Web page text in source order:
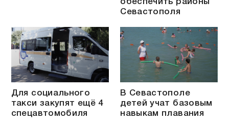
обеспечить районы
Севастополя
Для социального
такси закупят ещё 4
спецавтомобиля
В Севастополе
детей учат базовым
навыкам плавания